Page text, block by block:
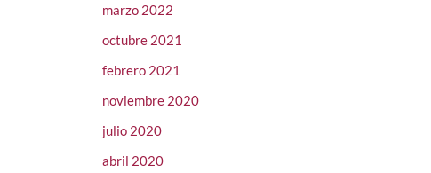
marzo 2022
octubre 2021
febrero 2021
noviembre 2020
julio 2020
abril 2020